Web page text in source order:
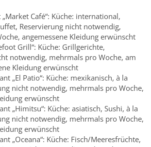
Café“: Küche: international,
Reservierung nicht notwendig,
angemessene Kleidung erwünscht
Grill“: Küche: Grillgerichte,
notwendig, mehrmals pro Woche, am
Kleidung erwünscht
„El Patio“: Küche: mexikanisch, à la
nicht notwendig, mehrmals pro Woche,
erwünscht
„Himitsu“: Küche: asiatisch, Sushi, à la
nicht notwendig, mehrmals pro Woche,
erwünscht
„Oceana“: Küche: Fisch/Meeresfrüchte,